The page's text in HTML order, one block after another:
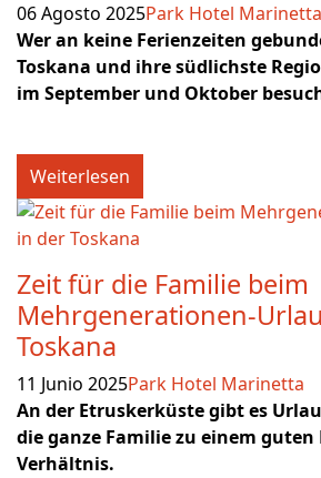
06 Agosto 2025Park Hotel Marinetta
Wer an keine Ferienzeiten
Toskana und ihre südlichste
im September und Oktober
Weiterlesen
Zeit für die Familie beim
Mehrgenerationen-
Toskana
11 Junio 2025Park Hotel Marinetta
An der Etruskerküste gibt es
die ganze Familie zu einem guten
Verhältnis.